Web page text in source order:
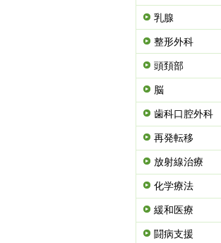
乳腺
整形外科
頭頚部
脳
歯科口腔外科
再発転移
放射線治療
化学療法
緩和医療
闘病支援